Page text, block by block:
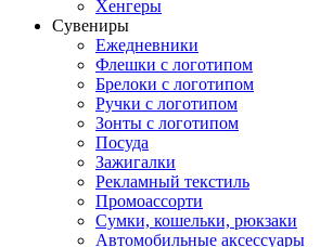
Хенгеры
Сувениры
Ежедневники
Флешки с логотипом
Брелоки с логотипом
Ручки с логотипом
Зонты с логотипом
Посуда
Зажигалки
Рекламный текстиль
Промоассорти
Сумки, кошельки, рюкзаки
Автомобильные аксессуары